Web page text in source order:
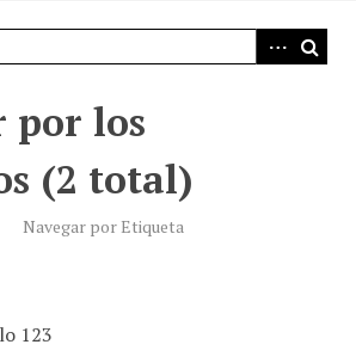
por los
(2 total)
Navegar por Etiqueta
123